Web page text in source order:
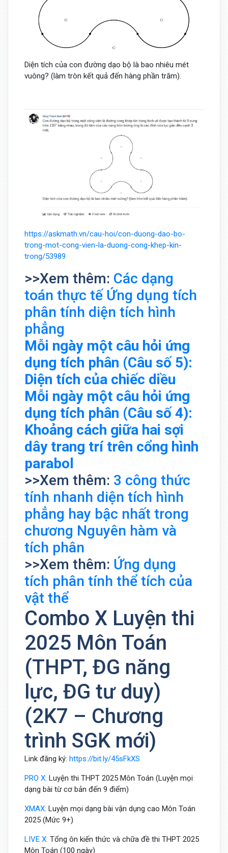
Diện tích của con đường dạo bộ là bao nhiêu mét
vuông? (làm tròn kết quả đến hàng phần trăm).
https://askmath.vn/cau-hoi/con-duong-dao-bo-
trong-mot-cong-vien-la-duong-cong-khep-kin-
trong/53989
>>Xem thêm: Các dạng
toán thực tế Ứng dụng tích
phân tính diện tích hình
phẳng
Mỗi ngày một câu hỏi ứng
dụng tích phân (Câu số 5):
Diện tích của chiếc diều
Mỗi ngày một câu hỏi ứng
dụng tích phân (Câu số 4):
Khoảng cách giữa hai sợi
dây trang trí trên cổng hình
parabol
>>Xem thêm: 3 công thức
tính nhanh diện tích hình
phẳng hay bậc nhất trong
chương Nguyên hàm và
tích phân
>>Xem thêm: Ứng dụng
tích phân tính thể tích của
vật thể
Combo X Luyện thi
2025 Môn Toán
(THPT, ĐG năng
lực, ĐG tư duy)
(2K7 – Chương
trình SGK mới)
Link đăng ký: https://bit.ly/45sFkXS
PRO X: Luyện thi THPT 2025 Môn Toán (Luyện mọi
dạng bài từ cơ bản đến 9 điểm)
XMAX: Luyện mọi dạng bài vận dụng cao Môn Toán
2025 (Mức 9+)
LIVE X: Tổng ôn kiến thức và chữa đề thi THPT 2025
Môn Toán (100 ngày)